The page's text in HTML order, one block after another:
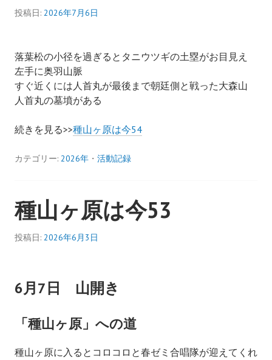
投稿日: 2026年7月6日
落葉松の小径を過ぎるとタニウツギの土塁がお目見え
左手に奥羽山脈
すぐ近くには人首丸が最後まで朝廷側と戦った大森山
人首丸の墓墳がある
続きを見る>>種山ヶ原は今54
カテゴリー: 2026年 ・ 活動記録
種山ヶ原は今53
投稿日: 2026年6月3日
6月7日 山開き
「種山ヶ原」への道
種山ヶ原に入るとコロコロと春ゼミ合唱隊が迎えてくれ